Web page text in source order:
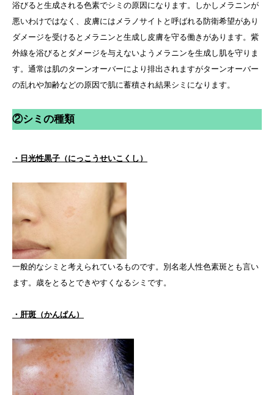
浴びると生成される色素でシミの原因になります。しかしメラニンが
悪いわけではなく、皮膚にはメラノサイトと呼ばれる防衛希望があり
ダメージを受けるとメラニンと生成し皮膚を守る働きがあります。紫
外線を浴びるとダメージを与えないようメラニンを生成し肌を守りま
す。通常は肌のターンオーバーにより排出されますがターンオーバー
の乱れや加齢などの原因で肌に蓄積され結果シミになります。
②シミの種類
・日光性黒子（にっこうせいこくし）
一般的なシミと考えられているものです。別名老人性色素斑とも言い
ます。歳をとるとできやすくなるシミです。
・肝斑（かんぱん）